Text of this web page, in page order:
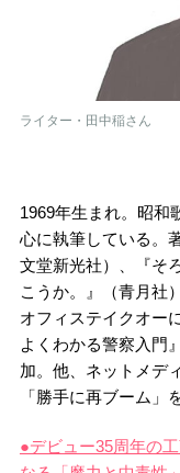
ライター・田中稲さん
1969年生まれ。昭和
心に執筆している。
文堂新光社）、『そ
こうか。』（青月社
オフィステイクオー
よくわかる警察入門
加。他、ネットメデ
「勝手に再ブーム」
●デビュー35周年の